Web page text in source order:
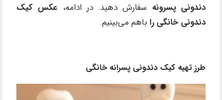
دندونی پسرونه سفارش دهید. در ادامه، عکس کیک
دندونی خانگی ‌ را باهم می‌بینیم.
طرز تهیه کیک دندونی پسرانه خانگی